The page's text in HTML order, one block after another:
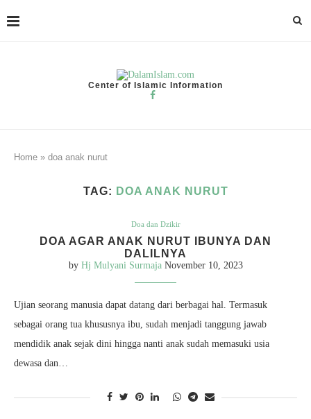
Center of Islamic Information
Home » doa anak nurut
TAG: DOA ANAK NURUT
Doa dan Dzikir
DOA AGAR ANAK NURUT IBUNYA DAN
DALILNYA
by Hj Mulyani Surmaja November 10, 2023
Ujian seorang manusia dapat datang dari berbagai hal. Termasuk
sebagai orang tua khususnya ibu, sudah menjadi tanggung jawab
mendidik anak sejak dini hingga nanti anak sudah memasuki usia
dewasa dan…